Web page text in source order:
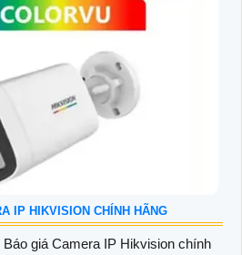
IP HIKVISION CHÍNH HÃNG
giá Camera IP Hikvision chính